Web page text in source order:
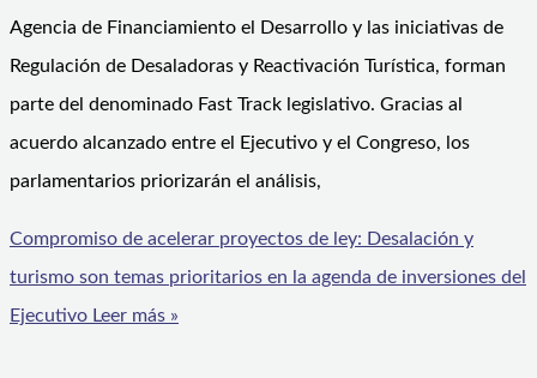
Agencia de Financiamiento el Desarrollo y las iniciativas de
Regulación de Desaladoras y Reactivación Turística, forman
parte del denominado Fast Track legislativo. Gracias al
acuerdo alcanzado entre el Ejecutivo y el Congreso, los
parlamentarios priorizarán el análisis,
Compromiso de acelerar proyectos de ley: Desalación y
turismo son temas prioritarios en la agenda de inversiones del
Ejecutivo Leer más »